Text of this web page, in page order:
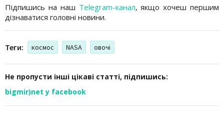
Підпишись на наш Telegram-канал, якщо хочеш першим
дізнаватися головні новини.
Теги: космос NASA овочі
Не пропусти інші цікаві статті, підпишись:
bigmir)net у facebook